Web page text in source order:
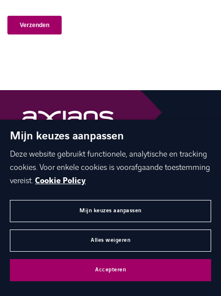
The best of ICT with a human touch
linkedinyoutubefacebook
twitterinstagram
Disclaimer
Toegankelijkheid
Axians Global
Mijn keuzes aanpassen
Deze website gebruikt functionele, analytische en tracking
cookies. Voor enkele cookies is voorafgaande toestemming
vereist.Cookie Policy
Mijn keuzes aanpassen
Alles weigeren
Accepteren